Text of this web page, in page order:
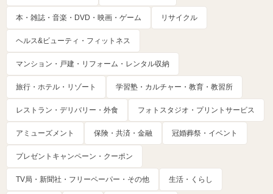
本・雑誌・音楽・DVD・映画・ゲーム リサイクル
ヘルス&ビューティ・フィットネス
マンション・戸建・リフォーム・レンタル収納
旅行・ホテル・リゾート 学習塾・カルチャー・教育・教習所
レストラン・デリバリー・外食 フォトスタジオ・プリントサービス
アミューズメント 保険・共済・金融 冠婚葬祭・イベント
プレゼントキャンペーン・クーポン
TV局・新聞社・フリーペーパー・その他 生活・くらし